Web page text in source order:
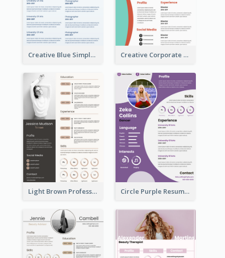
Creative Blue Simple Resume Creative Corporate Teal Resume
Light Brown Professional Resume Circle Purple Resume